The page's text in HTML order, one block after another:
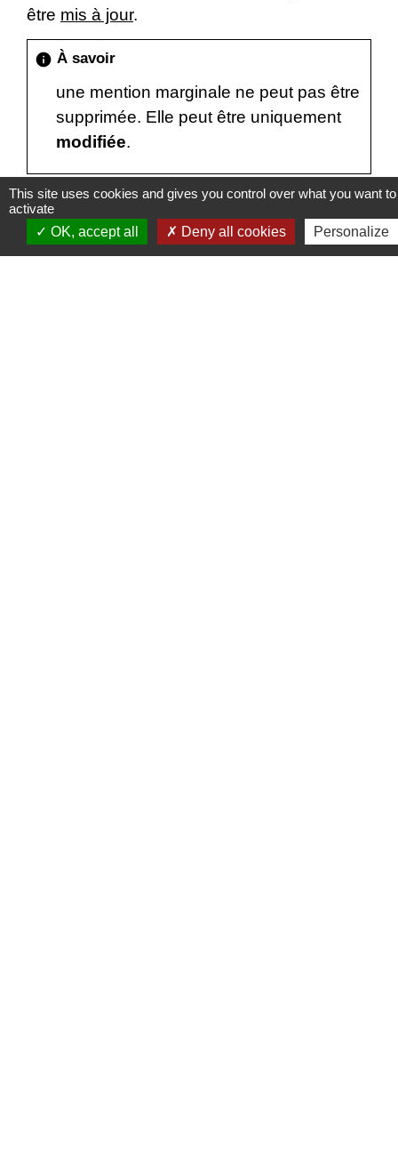
être mis à jour.
info À savoir
une mention marginale ne peut pas être
supprimée. Elle peut être uniquement
modifiée.
Textes de référence
This site uses cookies and gives you control over what you want to
activate
OK, accept all
Deny all cookies Personalize